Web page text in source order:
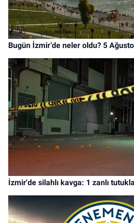
Bugün İzmir’de neler oldu? 5
İzmir'de silahlı kavga: 1 zanlı